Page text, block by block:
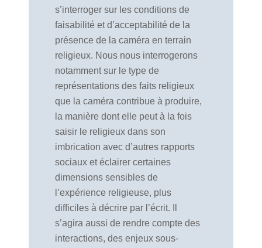
s’interroger sur les conditions de
faisabilité et d’acceptabilité de la
présence de la caméra en terrain
religieux. Nous nous interrogerons
notamment sur le type de
représentations des faits religieux
que la caméra contribue à produire,
la manière dont elle peut à la fois
saisir le religieux dans son
imbrication avec d’autres rapports
sociaux et éclairer certaines
dimensions sensibles de
l’expérience religieuse, plus
difficiles à décrire par l’écrit. Il
s’agira aussi de rendre compte des
interactions, des enjeux sous-